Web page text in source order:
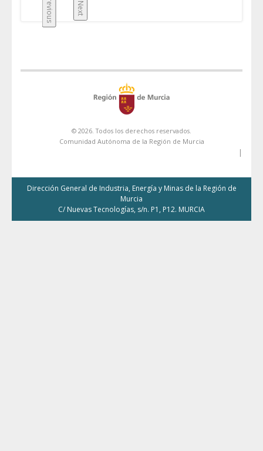
Previous Next
© 2026. Todos los derechos reservados.
Comunidad Autónoma de la Región de Murcia
|
Dirección General de Industria, Energía y Minas de la Región de
Murcia
C/ Nuevas Tecnologías, s/n. P1, P12. MURCIA